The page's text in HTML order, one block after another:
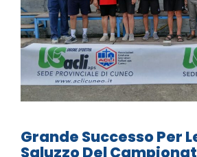
Grande Successo Per
Saluzzo Del